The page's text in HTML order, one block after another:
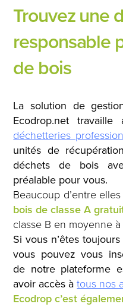
Trouvez une
responsable
de bois
La solution de
Ecodrop.net
déchetteries
unités de
déchets de bois
préalable pour vous.
Beaucoup d’entre elles
bois de classe A
classe B en moyenne
Si vous n’êtes
vous pouvez vous
de notre plateforme
avoir accès àtous nos
Ecodrop c’est